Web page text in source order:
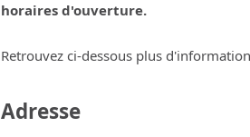
horaires d'ouverture.
Retrouvez ci-dessous plus
Adresse